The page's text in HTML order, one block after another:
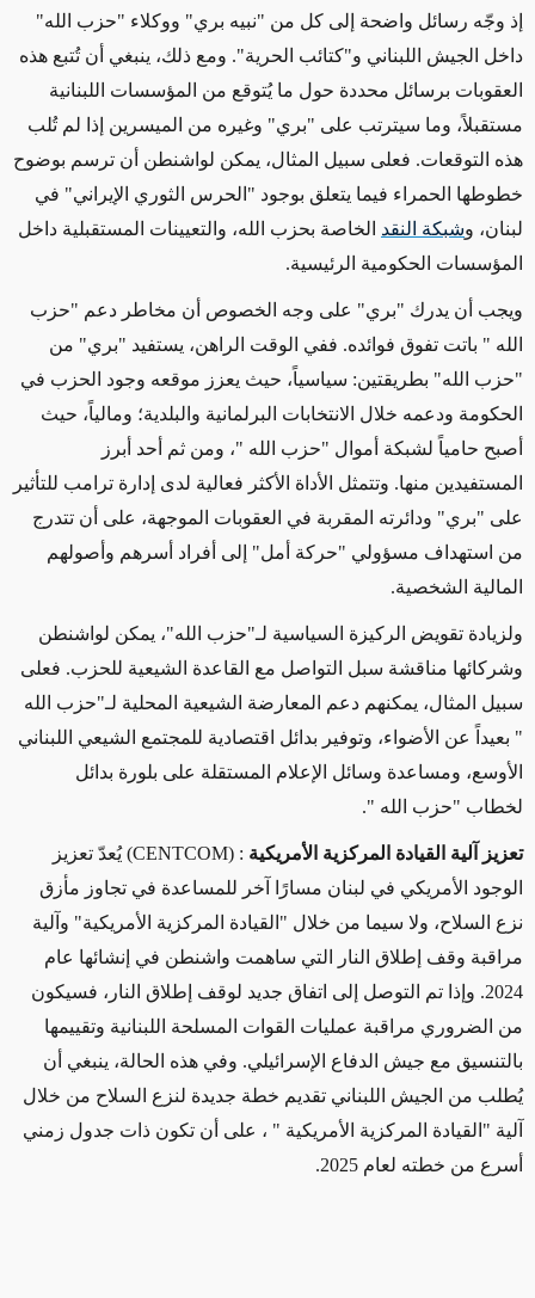
إذ وجّه رسائل واضحة إلى كل من "نبيه بري" ووكلاء "حزب الله"
داخل الجيش اللبناني و"كتائب الحرية". ومع ذلك، ينبغي أن تُتبع هذه
العقوبات برسائل محددة حول ما يُتوقع من المؤسسات اللبنانية
مستقبلاً، وما سيترتب على "بري" وغيره من الميسرين إذا لم تُلب
هذه التوقعات. فعلى سبيل المثال، يمكن لواشنطن أن ترسم بوضوح
خطوطها الحمراء فيما يتعلق بوجود "الحرس الثوري الإيراني" في
لبنان، وشبكة النقد الخاصة بحزب الله، والتعيينات المستقبلية داخل
المؤسسات الحكومية الرئيسية.
ويجب أن يدرك "بري" على وجه الخصوص أن مخاطر دعم "حزب
الله " باتت تفوق فوائده. ففي الوقت الراهن، يستفيد "بري" من
"حزب الله" بطريقتين: سياسياً، حيث يعزز موقعه وجود الحزب في
الحكومة ودعمه خلال الانتخابات البرلمانية والبلدية؛ ومالياً، حيث
أصبح حامياً لشبكة أموال "حزب الله "، ومن ثم أحد أبرز
المستفيدين منها. وتتمثل الأداة الأكثر فعالية لدى إدارة ترامب للتأثير
على "بري" ودائرته المقربة في العقوبات الموجهة، على أن تتدرج
من استهداف مسؤولي "حركة أمل" إلى أفراد أسرهم وأصولهم
المالية الشخصية.
ولزيادة تقويض الركيزة السياسية لـ"حزب الله"، يمكن لواشنطن
وشركائها مناقشة سبل التواصل مع القاعدة الشيعية للحزب. فعلى
سبيل المثال، يمكنهم دعم المعارضة الشيعية المحلية لـ"حزب الله
" بعيداً عن الأضواء، وتوفير بدائل اقتصادية للمجتمع الشيعي اللبناني
الأوسع، ومساعدة وسائل الإعلام المستقلة على بلورة بدائل
لخطاب "حزب الله ".
تعزيز آلية القيادة المركزية الأمريكية : (CENTCOM)
يُعدّ تعزيز
الوجود الأمريكي في لبنان مسارًا آخر للمساعدة في تجاوز مأزق
نزع السلاح، ولا سيما من خلال "القيادة المركزية الأمريكية" وآلية
مراقبة وقف إطلاق النار التي ساهمت واشنطن في إنشائها عام
2024. وإذا تم التوصل إلى اتفاق جديد لوقف إطلاق النار، فسيكون
من الضروري مراقبة عمليات القوات المسلحة اللبنانية وتقييمها
بالتنسيق مع جيش الدفاع الإسرائيلي. وفي هذه الحالة، ينبغي أن
يُطلب من الجيش اللبناني تقديم خطة جديدة لنزع السلاح من خلال
آلية "القيادة المركزية الأمريكية " ، على أن تكون ذات جدول زمني
أسرع من خطته لعام 2025
.